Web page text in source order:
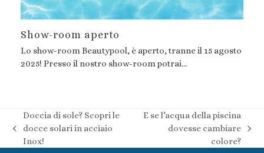
Show-room aperto
Lo show-room Beautypool, è aperto, tranne il 15 agosto
2025! Presso il nostro show-room potrai…
post
precedente:
Doccia di sole? Scopri le
docce solari in acciaio
Inox!
articolo
successivo:
E se l’acqua della piscina
dovesse cambiare
colore?